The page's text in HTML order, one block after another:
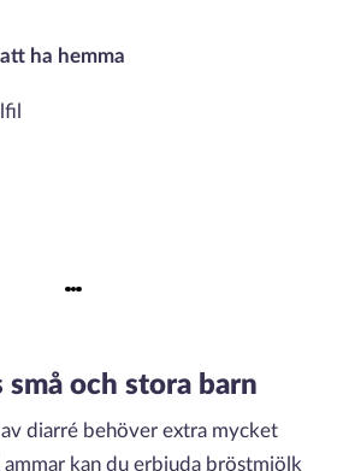
ha hemma
små och stora barn
av diarré behöver extra mycket
kan du erbjuda bröstmjölk